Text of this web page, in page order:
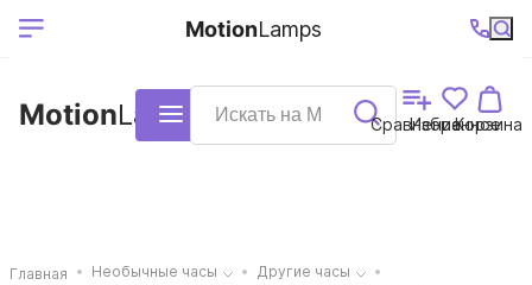
Ваш регион
Выберите ваш
+7 (495)740-
38-68
График
работы
MotionLamps Каталог Сравнение
Избранное
Корзина
MotionLamps
Главная Необычные часы Другие часы